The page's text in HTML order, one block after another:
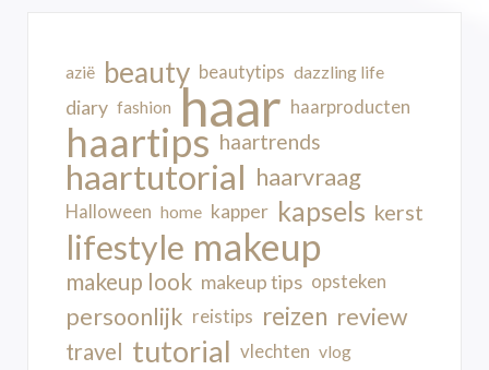
azië beauty beautytips dazzling life
diary fashion haar haarproducten
haartips haartrends
haartutorial haarvraag
Halloween home kapper kapsels kerst
lifestyle makeup
makeup look makeup tips opsteken
persoonlijk reistips reizen review
travel tutorial vlechten vlog